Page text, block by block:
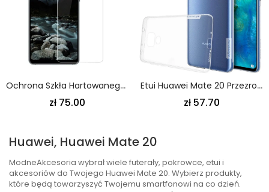
Ochrona Szkła Hartowanego Huawei Mate 20
zł 75.00
Etui Huawei Mate 20 Przezroczysty Przezroczysty Nillkin Etui Ochronne
zł 57.70
Huawei, Huawei Mate 20
ModneAkcesoria wybrał wiele futerały, pokrowce, etui i
akcesoriów do Twojego Huawei Mate 20. Wybierz produkty,
które będą towarzyszyć Twojemu smartfonowi na co dzień.